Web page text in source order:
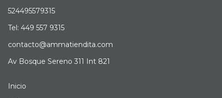
524495579315
Tel: 449 557 9315
contacto@ammatiendita.com
Av Bosque Sereno 311 Int 821
Inicio